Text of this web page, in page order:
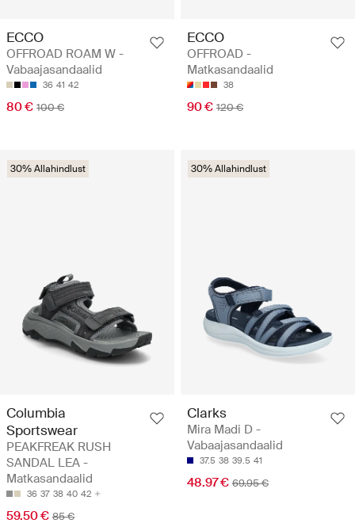
ECCO
OFFROAD ROAM W -
Vabaajasandaalid
36 41 42
80 € 100 €
ECCO
OFFROAD -
Matkasandaalid
38
90 € 120 €
30% Allahindlust
Columbia
Sportswear
PEAKFREAK RUSH
SANDAL LEA -
Matkasandaalid
36 37 38 40 42
59.50 € 85 €
30% Allahindlust
Clarks
Mira Madi D -
Vabaajasandaalid
37.5 38 39.5 41
48.97 € 69.95 €